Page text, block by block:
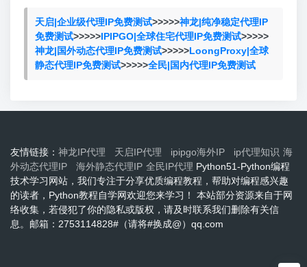
天启|企业级代理IP免费测试>>>>>神龙|纯净稳定代理IP
免费测试>>>>>IPIPGO|全球住宅代理IP免费测试>>>>>
神龙|国外动态代理IP免费测试>>>>>LoongProxy|全球
静态代理IP免费测试>>>>>全民|国内代理IP免费测试
友情链接： 神龙IP代理 天启IP代理 ipipgo海外IP ip代理知识 海
外动态代理IP
海外静态代理IP 全民IP代理 Python51-Python编程
技术学习网站，我们专注于分享优质编程教程，帮助对编程感兴趣
的读者，Python教程自学网欢迎您来学习！ 本站部分资源来自于网
络收集，若侵犯了你的隐私或版权，请及时联系我们删除有关信
息。邮箱：2753114828#（请将#换成@）qq.com